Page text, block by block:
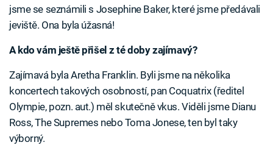
jsme se seznámili s Josephine Baker, které jsme předávali
jeviště. Ona byla úžasná!
A kdo vám ještě přišel z té doby zajímavý?
Zajímavá byla Aretha Franklin. Byli jsme na několika
koncertech takových osobností, pan Coquatrix (ředitel
Olympie, pozn. aut.) měl skutečně vkus. Viděli jsme Dianu
Ross, The Supremes nebo Toma Jonese, ten byl taky
výborný.